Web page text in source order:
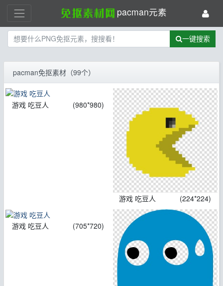
pacman元素
一键搜索
pacman免抠素材（99个）
游戏 吃豆人 (980*980)
游戏 吃豆人 (224*224)
游戏 吃豆人 (705*720)